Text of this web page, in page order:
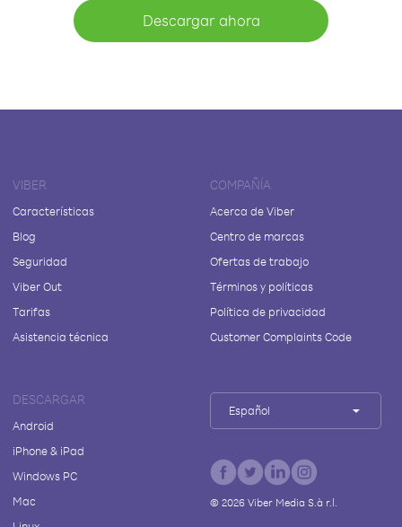
Descargar ahora
VIBER
Características
Blog
Seguridad
Viber Out
Tarifas
Asistencia técnica
COMPAÑÍA
Acerca de Viber
Centro de marcas
Ofertas de trabajo
Términos y políticas
Política de privacidad
Customer Complaints Code
DESCARGAR
Android
iPhone & iPad
Windows PC
Mac
Español
© 2026Viber Media S.à r.l.